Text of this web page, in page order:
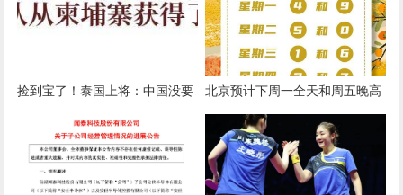
时高度紧张，下车后浑身发抖无
法说话
捡到宝了！泰国上将：中国没要
求归还导弹，将反打柬埔寨59D
坦克
北京预计下周一全天和周五晚高
峰城区交通压力尤为突出